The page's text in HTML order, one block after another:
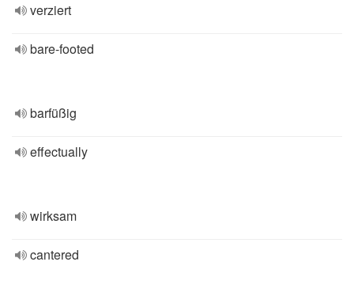
verziert
bare-footed
barfüßig
effectually
wirksam
cantered